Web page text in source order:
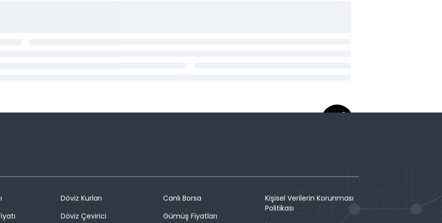
Döviz Kurları
Döviz Çevirici
Canlı Borsa
Gümüş Fiyatları
Kişisel Verilerin Korunması
Politikası